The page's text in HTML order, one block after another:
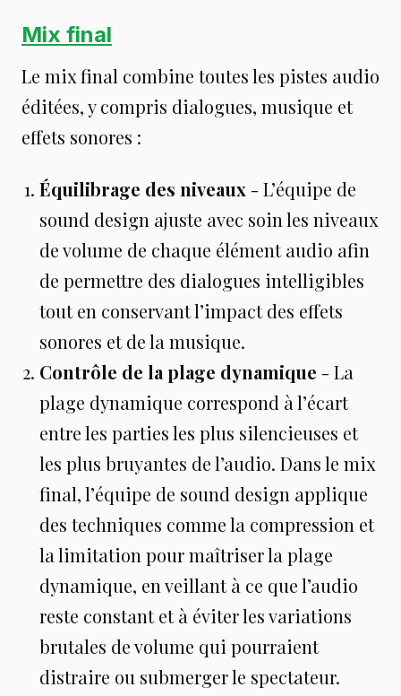
Mix final
Le mix final combine toutes les pistes audio
éditées, y compris dialogues, musique et
effets sonores :
Équilibrage des niveaux - L’équipe de
sound design ajuste avec soin les niveaux
de volume de chaque élément audio afin
de permettre des dialogues intelligibles
tout en conservant l’impact des effets
sonores et de la musique.
Contrôle de la plage dynamique - La
plage dynamique correspond à l’écart
entre les parties les plus silencieuses et
les plus bruyantes de l’audio. Dans le mix
final, l’équipe de sound design applique
des techniques comme la compression et
la limitation pour maîtriser la plage
dynamique, en veillant à ce que l’audio
reste constant et à éviter les variations
brutales de volume qui pourraient
distraire ou submerger le spectateur.